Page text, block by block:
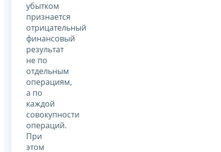
убытком
признается
отрицательный
финансовый
результат
не по
отдельным
операциям,
а по
каждой
совокупности
операций.
При
этом